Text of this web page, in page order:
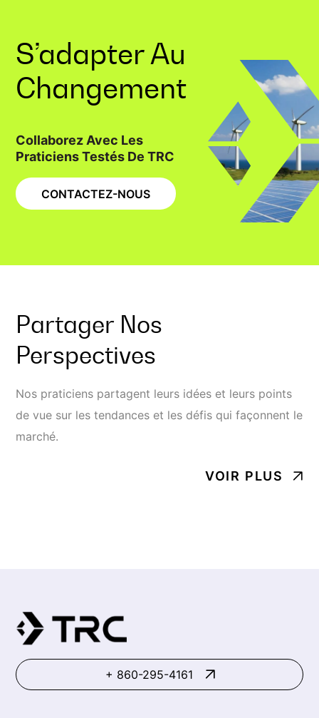
S’adapter Au
Changement
Collaborez Avec Les
Praticiens Testés De TRC
CONTACTEZ-NOUS
Partager Nos
Perspectives
Nos praticiens partagent leurs idées et leurs points
de vue sur les tendances et les défis qui façonnent le
marché.
VOIR PLUS
+ 860-295-4161